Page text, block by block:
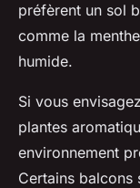
préfèrent un sol
comme la
humide.
Si vous
plantes
environnement
Certains balcons